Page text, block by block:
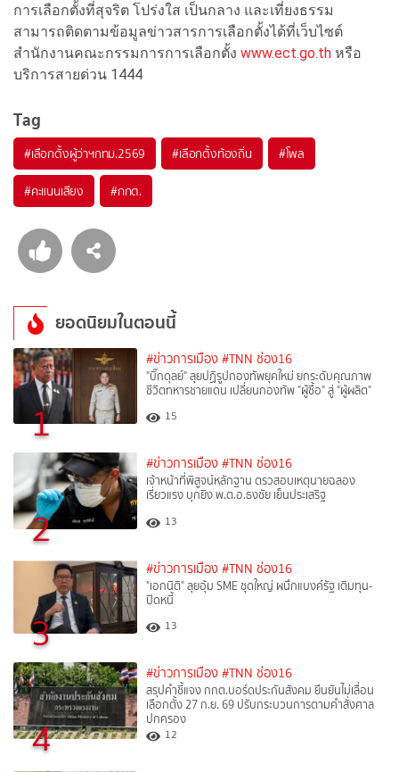
การเลือกตั้งที่สุจริต โปร่งใส เป็นกลาง และเที่ยงธรรม
สามารถติดตามข้อมูลข่าวสารการเลือกตั้งได้ที่เว็บไซต์
สำนักงานคณะกรรมการการเลือกตั้ง www.ect.go.th หรือ
บริการสายด่วน 1444
Tag
#เลือกตั้งผู้ว่าฯกทม.2569 #เลือกตั้งท้องถิ่น #โพล
#คะแนนเสียง #กกต.
ยอดนิยมในตอนนี้
1
#ข่าวการเมือง #TNN ช่อง16
"บิ๊กดุลย์" ลุยปฏิรูปกองทัพยุคใหม่ ยกระดับคุณภาพ
ชีวิตทหารชายแดน เปลี่ยนกองทัพ "ผู้ซื้อ" สู่ "ผู้ผลิต"
15
2
#ข่าวการเมือง #TNN ช่อง16
เจ้าหน้าที่พิสูจน์หลักฐาน ตรวสอบเหตุนายฉลอง
เรี่ยวแรง บุกยิง พ.ต.อ.ธงชัย เย็นประเสริฐ
13
3
#ข่าวการเมือง #TNN ช่อง16
"เอกนิติ" ลุยอุ้ม SME ชุดใหญ่ ผนึกแบงค์รัฐ เติมทุน-
ปิดหนี้
13
4
#ข่าวการเมือง #TNN ช่อง16
สรุปคำชี้แจง กกต.บอร์ดประกันสังคม ยืนยันไม่เลื่อน
เลือกตั้ง 27 ก.ย. 69 ปรับกระบวนการตามคำสั่งศาล
ปกครอง
12